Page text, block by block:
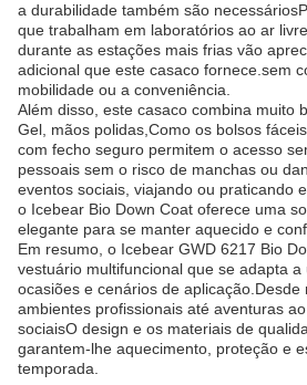
a durabilidade também são
que trabalham em laboratórios ao ar
durante as estações mais frias vão
adicional que este casaco fornece.sem
mobilidade ou a conveniência.
Além disso, este casaco combina muito
Gel, mãos polidas,Como os bolsos
com fecho seguro permitem o acesso
pessoais sem o risco de manchas ou
eventos sociais, viajando ou praticando
o Icebear Bio Down Coat oferece uma
elegante para se manter aquecido e
Em resumo, o Icebear GWD 6217 Bio
vestuário multifuncional que se adapta
ocasiões e cenários de
ambientes profissionais até aventuras
sociaisO design e os materiais de
garantem-lhe aquecimento, proteção e
temporada.